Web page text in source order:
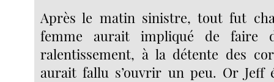
Après le matin sinistre, tout fut
femme aurait impliqué de faire
ralentissement, à la détente des
aurait fallu s’ouvrir un peu. Or Jeff